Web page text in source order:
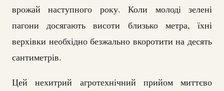
врожай наступного року. Коли молоді зелені
пагони досягають висоти близько метра, їхні
верхівки необхідно безжально вкоротити на десять
сантиметрів.
Цей нехитрий агротехнічний прийом миттєво